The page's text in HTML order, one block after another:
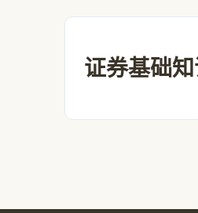
证券基础